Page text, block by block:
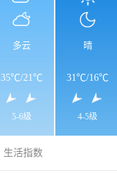
多云
35℃/21℃
5-6级
晴
31℃/16℃
4-5级
生活指数